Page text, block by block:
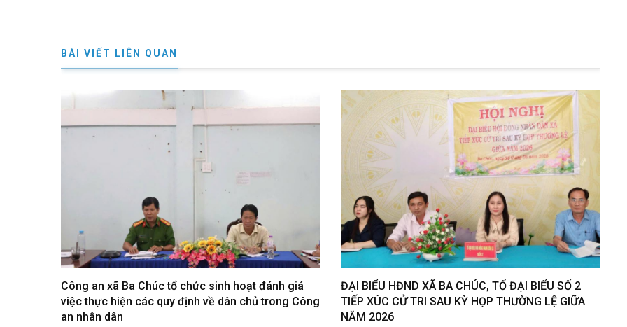
BÀI VIẾT LIÊN QUAN
Công an xã Ba Chúc tổ chức sinh hoạt đánh giá
việc thực hiện các quy định về dân chủ trong Công
an nhân dân
ĐẠI BIỂU HĐND XÃ BA CHÚC, TỔ ĐẠI BIỂU SỐ 2
TIẾP XÚC CỬ TRI SAU KỲ HỌP THƯỜNG LỆ GIỮA
NĂM 2026